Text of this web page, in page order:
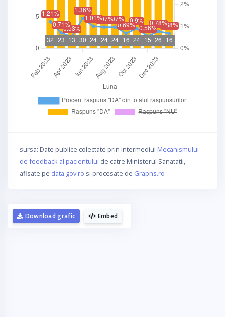
sursa: Date publice colectate prin intermediul Mecanismului
de feedback al pacientului de catre Ministerul Sanatatii,
afisate pe data.gov.ro si procesate de Graphs.ro
Embed
Download grafic